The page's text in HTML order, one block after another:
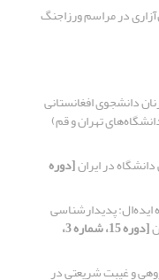
در مراسم ورزاجنگ
دانشجوی افغانستانی
تهران و قم)
در ایران[دوره
ایده‌ال: پدیدارشناسی
[دوره 15، شماره 3،
و غیبت شریعتی در